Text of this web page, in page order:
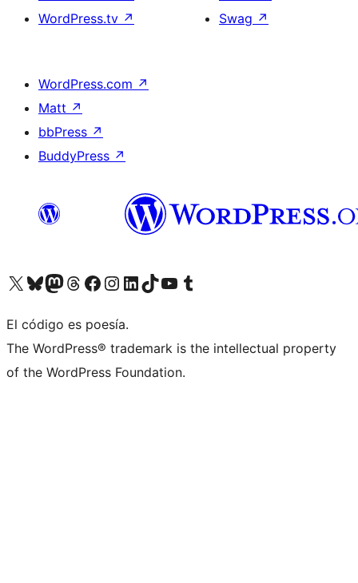
WordPress.tv ↗
Swag ↗
WordPress.com ↗
Matt ↗
bbPress ↗
BuddyPress ↗
Visita nuestra cuenta de X (anteriormente Twitter)
Visita nuestra cuenta de Bluesky
Visita nuestra cuenta de Mastodon
Visita nuestra cuenta de Threads
Visita nuestra página de Facebook
Visita nuestra cuenta de Instagram
Visita nuestra cuenta de LinkedIn
Visita nuestra cuenta de TikTok
Visita nuestro canal de YouTube
Visita nuestra cuenta de Tumblr
El código es poesía.
The WordPress® trademark is the intellectual property
of the WordPress Foundation.